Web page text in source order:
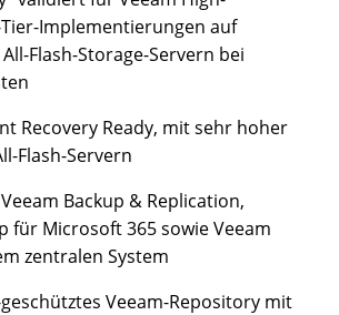
Implementierungen auf
Flash-Storage-Servern bei
Recovery Ready, mit sehr hoher
Flash-Servern
Backup & Replication,
für Microsoft 365 sowie Veeam
zentralen System
Veeam-Repository mit